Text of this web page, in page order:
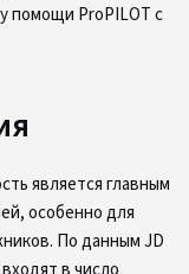
помощи ProPILOT с
является главным
особенно для
По данным JD